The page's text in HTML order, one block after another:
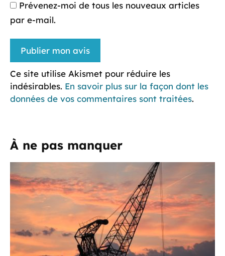
Prévenez-moi de tous les nouveaux articles
par e-mail.
Ce site utilise Akismet pour réduire les
indésirables. En savoir plus sur la façon dont les
données de vos commentaires sont traitées.
À ne pas manquer